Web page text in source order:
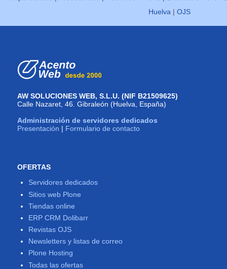
Huelva |OJS
AW SOLUCIONES WEB, S.L.U. (NIF B21509625)
Calle Nazaret, 46. Gibraleón (Huelva, España)
Administración de servidores dedicados
Presentación | Formulario de contacto
OFERTAS
Servidores dedicados
Sitios web Plone
Tiendas online
ERP CRM Dolibarr
Revistas OJS
Newsletters y listas de correo
Plone Hosting
Todas las ofertas